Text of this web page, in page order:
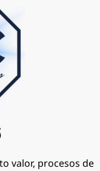
valor, procesos de